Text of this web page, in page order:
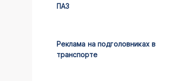
ПАЗ
Реклама на подголовниках в
транспорте